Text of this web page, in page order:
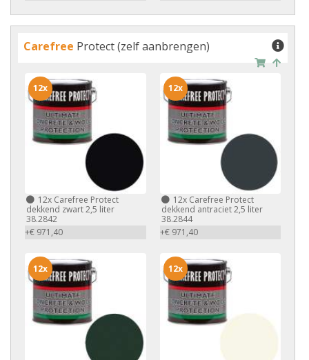
Carefree Protect (zelf aanbrengen)
12x Carefree Protect
dekkend zwart 2,5 liter
38.2842
+€ 971,40
12x
12xCarefree Protect
dekkend antraciet 2,5 liter
38.2844
+€ 971,40
12x
12x 12x